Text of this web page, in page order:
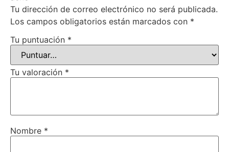
Tu dirección de correo electrónico no será publicada.
Los campos obligatorios están marcados con *
Tu puntuación *
Tu valoración *
Nombre *